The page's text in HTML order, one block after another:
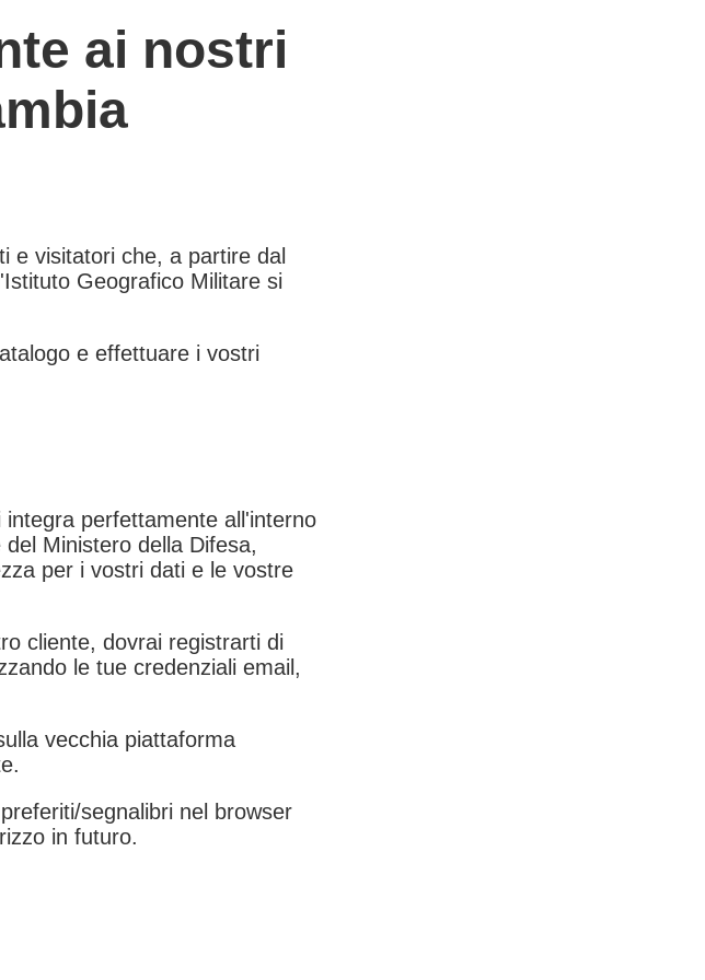
ai nostri
e visitatori che, a partire dal
Geografico Militare si
e effettuare i vostri
perfettamente all'interno
Ministero della Difesa,
per i vostri dati e le vostre
cliente, dovrai registrarti di
le tue credenziali email,
vecchia piattaforma
segnalibri nel browser
in futuro.